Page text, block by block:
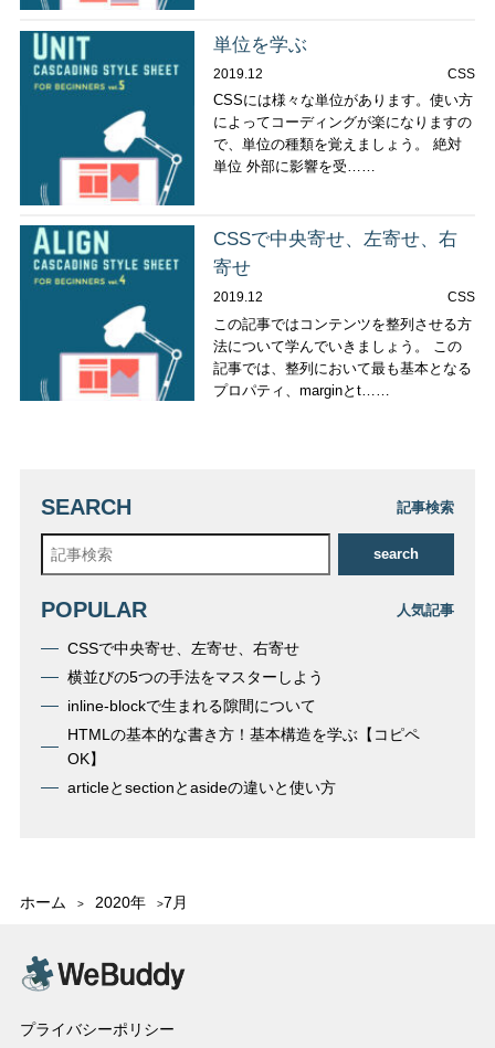
単位を学ぶ
2019.12
CSS
CSSには様々な単位があります。使い方
によってコーディングが楽になりますの
で、単位の種類を覚えましょう。 絶対
単位 外部に影響を受……
CSSで中央寄せ、左寄せ、右
寄せ
2019.12
CSS
この記事ではコンテンツを整列させる方
法について学んでいきましょう。 この
記事では、整列において最も基本となる
プロパティ、marginとt……
記事検索
SEARCH
search
人気記事
POPULAR
CSSで中央寄せ、左寄せ、右寄せ
横並びの5つの手法をマスターしよう
inline-blockで生まれる隙間について
HTMLの基本的な書き方！基本構造を学ぶ【コピペ
OK】
articleとsectionとasideの違いと使い方
ホーム 2020年 7月
プライバシーポリシー